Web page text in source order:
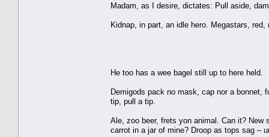
Madam, as I desire, dictates: Pull aside,
Kidnap, in part, an idle hero. Megastars,
He too has a wee bagel still up to here held.
Demigods pack no mask, cap nor a bonnet,
tip, pull a tip.
Ale, zoo beer, frets yon animal. Can it? New
carrot in a jar of mine? Droop as tops sag –